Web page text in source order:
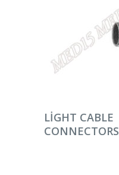
DEVAMINI OKU
LIGHT CABLE
CONNECTORS